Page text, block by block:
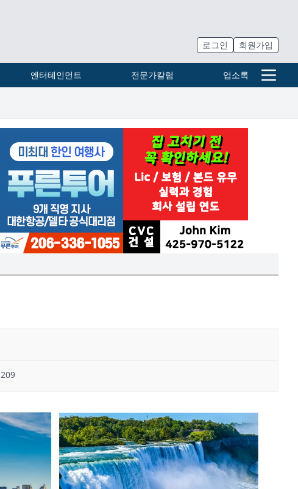
로그인 회원가입
엔터테인먼트 전문가칼럼 업소록
209